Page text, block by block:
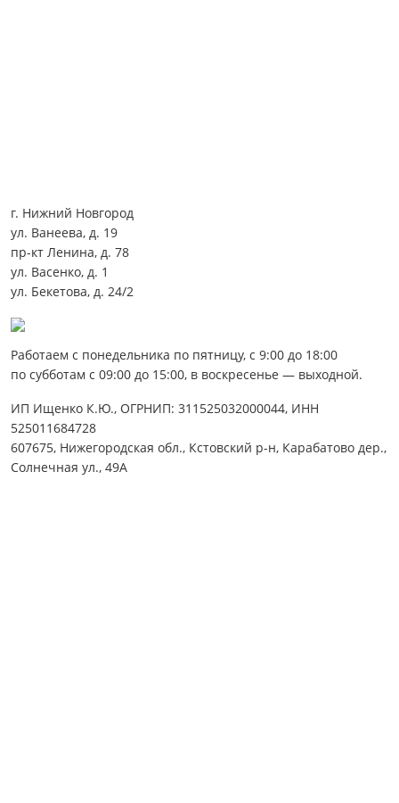
г. Нижний Новгород
ул. Ванеева, д. 19
пр-кт Ленина, д. 78
ул. Васенко, д. 1
ул. Бекетова, д. 24/2
Работаем с понедельника по пятницу, с 9:00 до 18:00
по субботам с 09:00 до 15:00, в воскресенье — выходной.
ИП Ищенко К.Ю., ОГРНИП: 311525032000044, ИНН
525011684728
607675, Нижегородская обл., Кстовский р-н, Карабатово дер.,
Солнечная ул., 49А